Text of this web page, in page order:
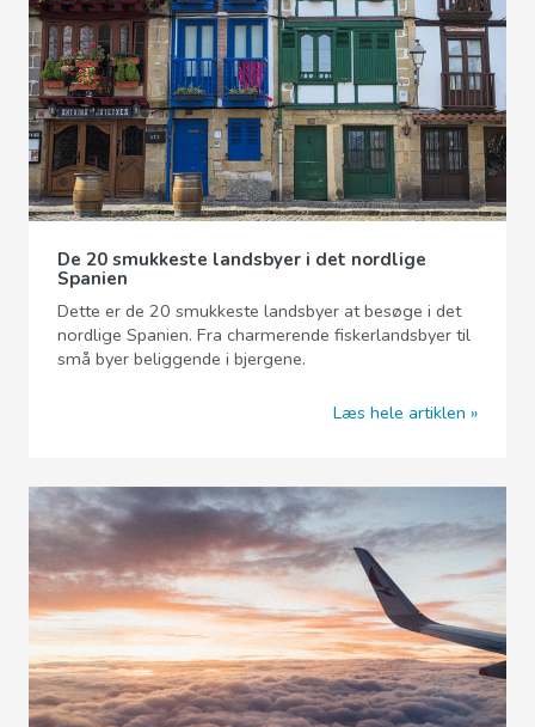
De 20 smukkeste landsbyer i det nordlige
Spanien
Dette er de 20 smukkeste landsbyer at besøge i det
nordlige Spanien. Fra charmerende fiskerlandsbyer til
små byer beliggende i bjergene.
Læs hele artiklen